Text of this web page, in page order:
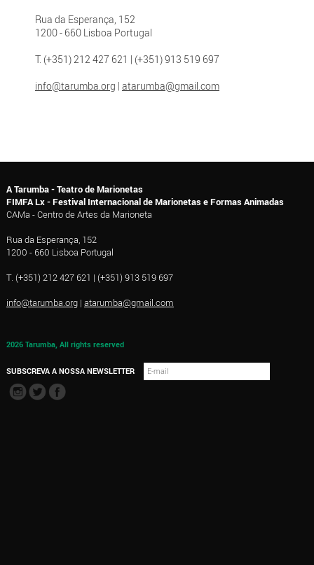
Rua da Esperança, 152
1200 - 660 Lisboa Portugal
T. (+351) 212 427 621 | (+351) 913 519 697
info@tarumba.org | atarumba@gmail.com
A Tarumba - Teatro de Marionetas
FIMFA Lx - Festival Internacional de Marionetas e Formas Animadas
CAMa - Centro de Artes da Marioneta
Rua da Esperança, 152
1200 - 660 Lisboa Portugal
T. (+351) 212 427 621 | (+351) 913 519 697
info@tarumba.org| atarumba@gmail.com
2026 Tarumba, All rights reserved
SUBSCREVA A NOSSA NEWSLETTER